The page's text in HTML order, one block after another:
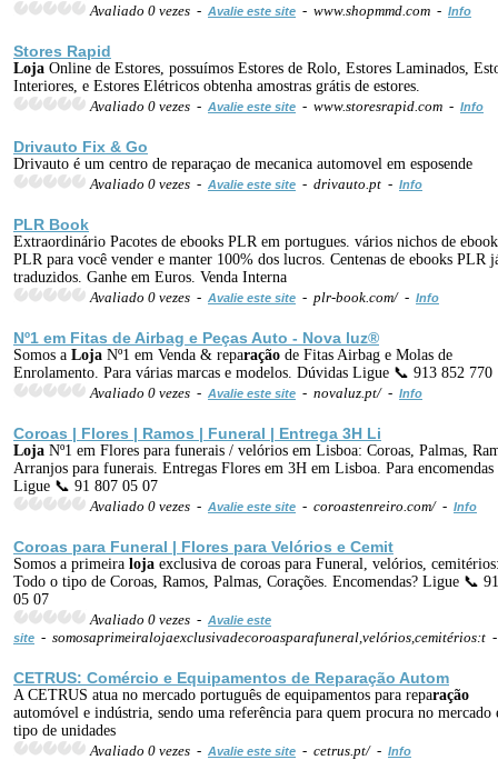
Avaliado 0 vezes - Avalie este site - www.shopmmd.com - Info
Stores Rapid
Loja Online de Estores, possuímos Estores de Rolo, Estores Laminados,
Interiores, e Estores Elétricos obtenha amostras grátis de estores.
Avaliado 0 vezes - Avalie este site - www.storesrapid.com - Info
Drivauto Fix & Go
Drivauto é um centro de reparaçao de mecanica automovel em esposende
Avaliado 0 vezes - Avalie este site - drivauto.pt - Info
PLR Book
Extraordinário Pacotes de ebooks PLR em portugues. vários nichos de
PLR para você vender e manter 100% dos lucros. Centenas de ebooks PLR
traduzidos. Ganhe em Euros. Venda Interna
Avaliado 0 vezes - Avalie este site - plr-book.com/ - Info
Nº1 em Fitas de Airbag e Peças Auto - Nova luz®
Somos a Loja Nº1 em Venda & reparação de Fitas Airbag e Molas de
Enrolamento. Para várias marcas e modelos. Dúvidas Ligue 📞 913 852 770
Avaliado 0 vezes - Avalie este site - novaluz.pt/ - Info
Coroas | Flores | Ramos | Funeral | Entrega 3H Li
Loja Nº1 em Flores para funerais / velórios em Lisboa: Coroas, Palmas,
Arranjos para funerais. Entregas Flores em 3H em Lisboa. Para encomendas
Ligue 📞 91 807 05 07
Avaliado 0 vezes - Avalie este site - coroastenreiro.com/ - Info
Coroas para Funeral | Flores para Velórios e Cemit
Somos a primeira loja exclusiva de coroas para Funeral, velórios,
Todo o tipo de Coroas, Ramos, Palmas, Corações. Encomendas? Ligue 📞
05 07
Avaliado 0 vezes - Avalie este
site - somosaprimeiralojaexclusivadecoroasparafuneral,velórios,cemitérios:t
CETRUS: Comércio e Equipamentos de Reparação Autom
A CETRUS atua no mercado português de equipamentos para reparação
automóvel e indústria, sendo uma referência para quem procura no mercado
tipo de unidades
Avaliado 0 vezes - Avalie este site - cetrus.pt/ - Info